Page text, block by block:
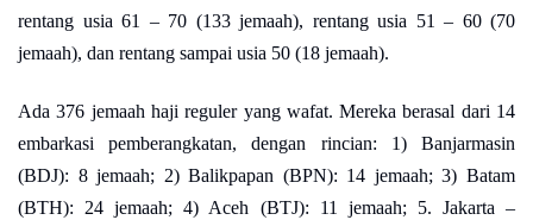
rentang usia 61 – 70 (133 jemaah), rentang usia 51 – 60 (70
jemaah), dan rentang sampai usia 50 (18 jemaah).
Ada 376 jemaah haji reguler yang wafat. Mereka berasal dari 14
embarkasi pemberangkatan, dengan rincian: 1) Banjarmasin
(BDJ): 8 jemaah; 2) Balikpapan (BPN): 14 jemaah; 3) Batam
(BTH): 24 jemaah; 4) Aceh (BTJ): 11 jemaah; 5. Jakarta –